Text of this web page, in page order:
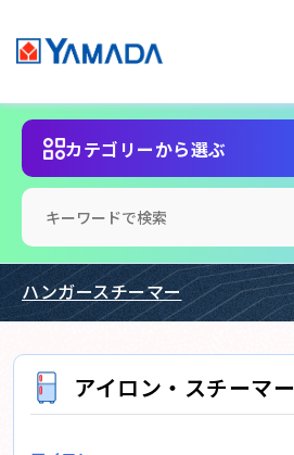
カテゴリーから選ぶ
ハンガースチーマー
アイロン・スチーマー